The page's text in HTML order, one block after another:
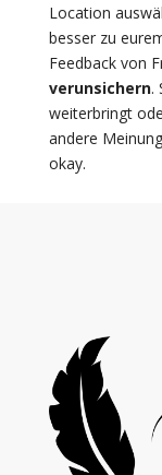
Location
besser zu
Feedback von
verunsichern.
weiterbringt
andere
okay.